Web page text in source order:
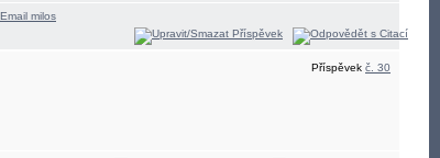
Příspěvek č. 30